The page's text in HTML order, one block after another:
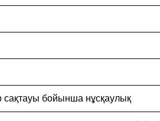
сақтауы бойынша нұсқаулық